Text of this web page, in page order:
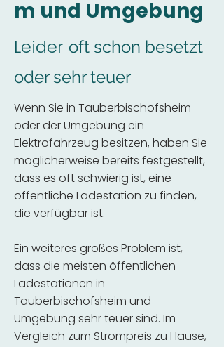
m und Umgebung
Leider oft schon besetzt
oder sehr teuer
Wenn Sie in Tauberbischofsheim
oder der Umgebung ein
Elektrofahrzeug besitzen, haben Sie
möglicherweise bereits festgestellt,
dass es oft schwierig ist, eine
öffentliche Ladestation zu finden,
die verfügbar ist.
Ein weiteres großes Problem ist,
dass die meisten öffentlichen
Ladestationen in
Tauberbischofsheim und
Umgebung sehr teuer sind. Im
Vergleich zum Strompreis zu Hause,